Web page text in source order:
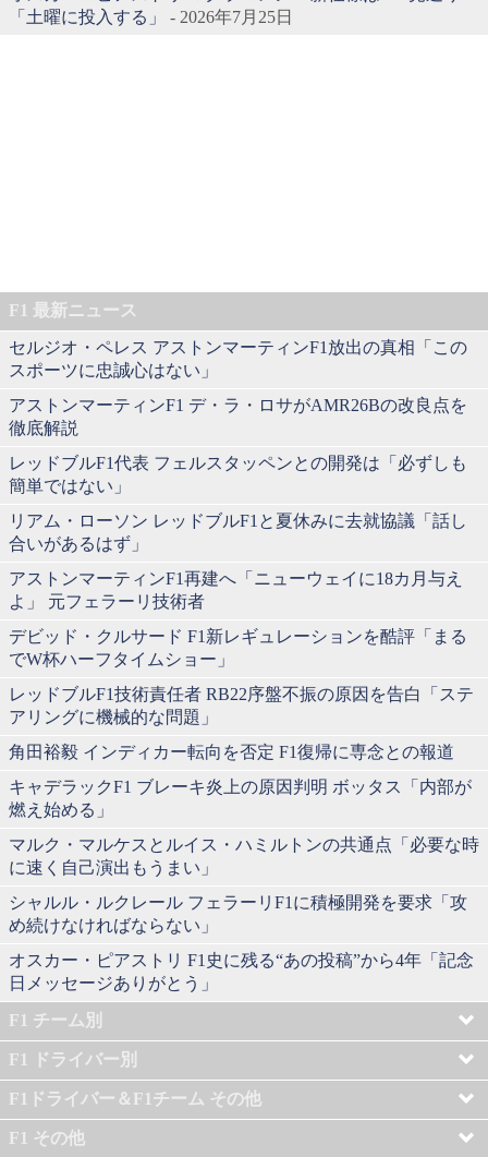
「土曜に投入する」
- 2026年7月25日
F1 最新ニュース
セルジオ・ペレス アストンマーティンF1放出の真相「この
スポーツに忠誠心はない」
アストンマーティンF1 デ・ラ・ロサがAMR26Bの改良点を
徹底解説
レッドブルF1代表 フェルスタッペンとの開発は「必ずしも
簡単ではない」
リアム・ローソン レッドブルF1と夏休みに去就協議「話し
合いがあるはず」
アストンマーティンF1再建へ「ニューウェイに18カ月与え
よ」 元フェラーリ技術者
デビッド・クルサード F1新レギュレーションを酷評「まる
でW杯ハーフタイムショー」
レッドブルF1技術責任者 RB22序盤不振の原因を告白「ステ
アリングに機械的な問題」
角田裕毅 インディカー転向を否定 F1復帰に専念との報道
キャデラックF1 ブレーキ炎上の原因判明 ボッタス「内部が
燃え始める」
マルク・マルケスとルイス・ハミルトンの共通点「必要な時
に速く自己演出もうまい」
シャルル・ルクレール フェラーリF1に積極開発を要求「攻
め続けなければならない」
オスカー・ピアストリ F1史に残る“あの投稿”から4年「記念
日メッセージありがとう」
F1 チーム別
F1 ドライバー別
F1ドライバー＆F1チーム その他
F1 その他